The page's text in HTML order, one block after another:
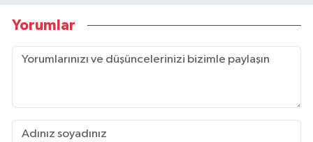
Yorumlar